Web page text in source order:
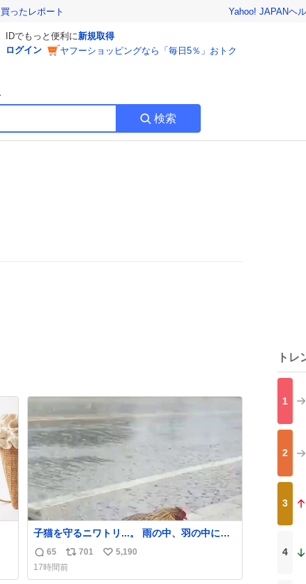
ったレポート Yahoo! JAPANヘ
IDでもっと便利に新規取得
ログイン
ヤフーショッピングなら「毎日5％」おトク
検索
子猫を守るニワトリ...。 雨の中、羽の中に子
猫を入れて守る姿に感動した！！ 愛は種族を
超える！
返
信
65
リ
ポ
701
い
5,190
17時間前
トレ
1
2
3
4